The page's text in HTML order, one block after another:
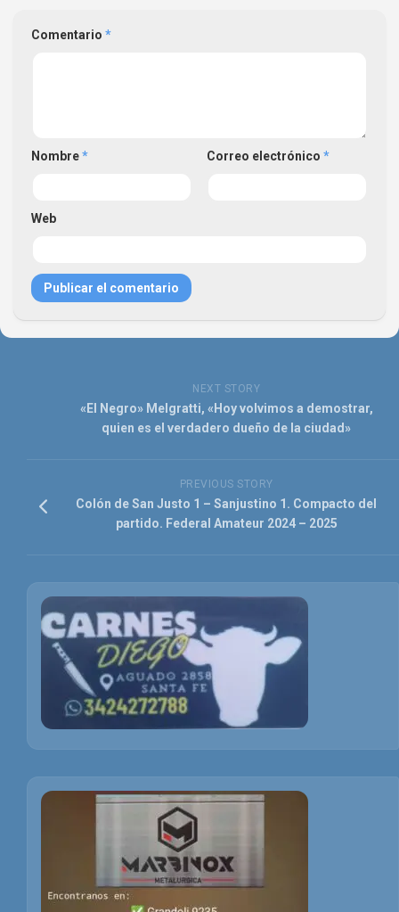
Comentario *
Nombre* Correo electrónico *
Web
NEXT STORY
«El Negro» Melgratti, «Hoy volvimos a demostrar,
quien es el verdadero dueño de la ciudad»
PREVIOUS STORY
Colón de San Justo 1 – Sanjustino 1. Compacto del
partido. Federal Amateur 2024 – 2025